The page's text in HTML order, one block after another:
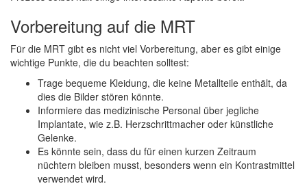
Vorbereitung auf die MRT
Für die MRT gibt es nicht viel Vorbereitung, aber es gibt einige
wichtige Punkte, die du beachten solltest:
Trage bequeme Kleidung, die keine Metallteile enthält, da
dies die Bilder stören könnte.
Informiere das medizinische Personal über jegliche
Implantate, wie z.B. Herzschrittmacher oder künstliche
Gelenke.
Es könnte sein, dass du für einen kurzen Zeitraum
nüchtern bleiben musst, besonders wenn ein Kontrastmittel
verwendet wird.